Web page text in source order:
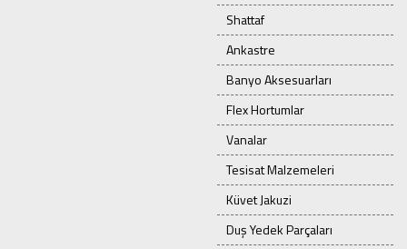
Shattaf
Ankastre
Banyo Aksesuarları
Flex Hortumlar
Vanalar
Tesisat Malzemeleri
Küvet Jakuzi
Duş Yedek Parçaları